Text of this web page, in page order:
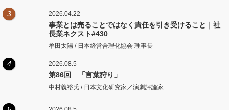
3 2026.04.22
事業とは売ることではなく責任を引き受けること｜社
長業ネクスト#430
牟田太陽 / 日本経営合理化協会 理事長
4 2026.08.5
第86回 「言葉狩り」
中村義裕氏 / 日本文化研究家／演劇評論家